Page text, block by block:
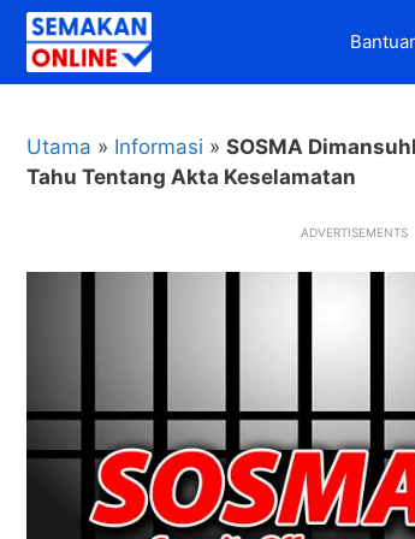
Utama » Informasi » SOSMA
Tahu Tentang Akta Keselamatan
ADVERTISEMENTS